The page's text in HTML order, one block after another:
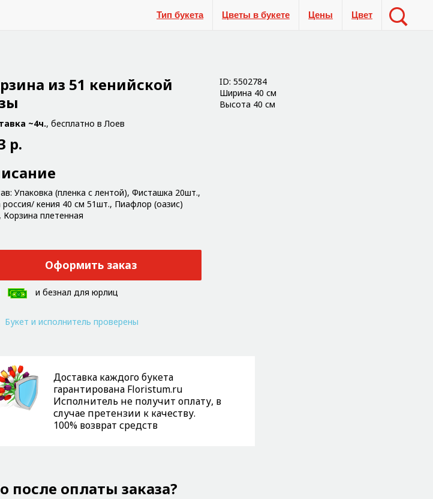
Тип букета Цветы в букете Цены Цвет
из 51 кенийской
~4ч., бесплатно в Лоев
р.
Упаковка (пленка с лентой), Фисташка 20шт.,
россия/ кения 40 см 51шт., Пиафлор (оазис)
Корзина плетенная
Оформить заказ
и безнал для юрлиц
Букет и исполнитель проверены
ID: 5502784
Ширина 40 см
Высота 40 см
Доставка каждого букета
гарантирована Floristum.ru
Исполнитель не получит оплату, в
случае претензии к качеству.
100% возврат средств
после оплаты заказа?